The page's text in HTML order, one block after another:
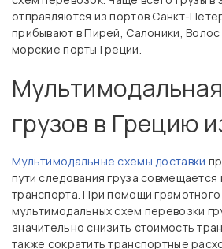
отправляются из портов Санкт-
прибывают в Пирей, Салоники, Волос
морские порты Греции.
грузов в Грецию
Мультимодальные схемы доставки
пути следования груза совмещается
транспорта. При помощи
мультимодальных схем перевозки
значительно снизить стоимость
также сократить транспортные